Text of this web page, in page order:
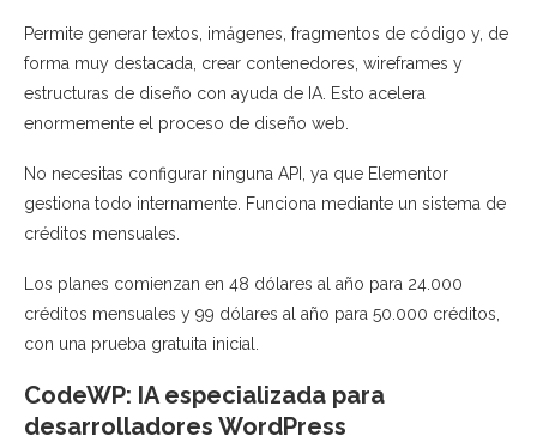
Permite generar textos, imágenes, fragmentos de código y, de
forma muy destacada, crear contenedores, wireframes y
estructuras de diseño con ayuda de IA. Esto acelera
enormemente el proceso de diseño web.
No necesitas configurar ninguna API, ya que Elementor
gestiona todo internamente. Funciona mediante un sistema de
créditos mensuales.
Los planes comienzan en 48 dólares al año para 24.000
créditos mensuales y 99 dólares al año para 50.000 créditos,
con una prueba gratuita inicial.
CodeWP: IA especializada para
desarrolladores WordPress